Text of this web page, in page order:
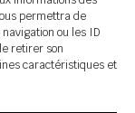
permettra de
ou les ID
retirer son
caractéristiques et